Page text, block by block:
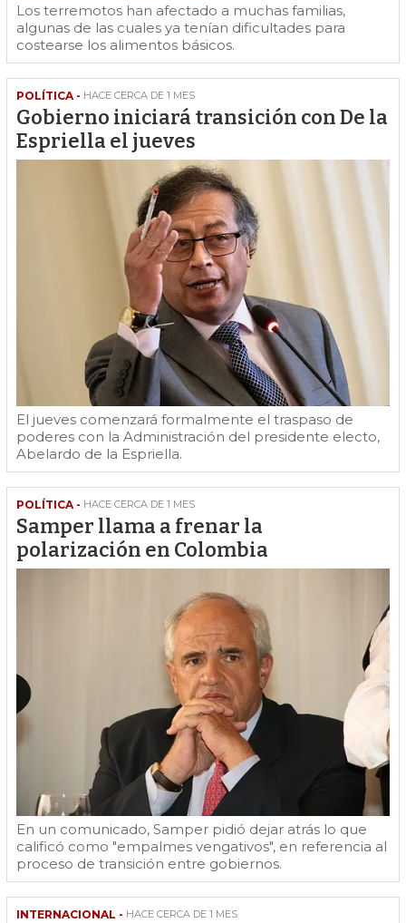
Los terremotos han afectado a muchas familias,
algunas de las cuales ya tenían dificultades para
costearse los alimentos básicos.
POLÍTICA - HACE CERCA DE 1 MES
Gobierno iniciará transición con De la
Espriella el jueves
El jueves comenzará formalmente el traspaso de
poderes con la Administración del presidente electo,
Abelardo de la Espriella.
POLÍTICA - HACE CERCA DE 1 MES
Samper llama a frenar la
polarización en Colombia
En un comunicado, Samper pidió dejar atrás lo que
calificó como "empalmes vengativos", en referencia al
proceso de transición entre gobiernos.
INTERNACIONAL - HACE CERCA DE 1 MES